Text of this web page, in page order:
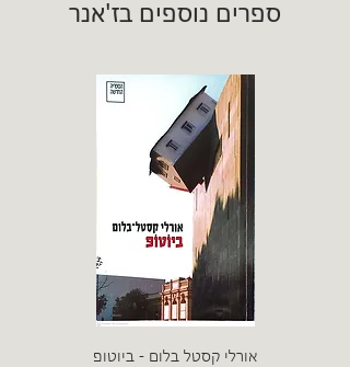
ספרים נוספים בז'אנר
אורלי קסטל בלום - ביוטופ